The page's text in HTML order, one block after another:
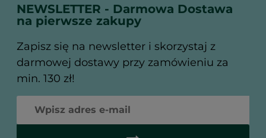
NEWSLETTER - Darmowa Dostawa
na pierwsze zakupy
Zapisz się na newsletter i skorzystaj z
darmowej dostawy przy zamówieniu za
min. 130 zł!